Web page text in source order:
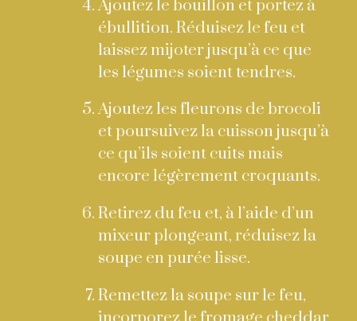
Ajoutez le bouillon et portez à
ébullition. Réduisez le feu et
laissez mijoter jusqu’à ce que
les légumes soient tendres.
Ajoutez les fleurons de brocoli
et poursuivez la cuisson jusqu’à
ce qu’ils soient cuits mais
encore légèrement croquants.
Retirez du feu et, à l’aide d’un
mixeur plongeant, réduisez la
soupe en purée lisse.
Remettez la soupe sur le feu,